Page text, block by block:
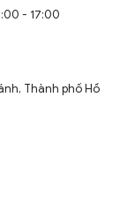
như điều khiển
Các cánh quạt
hoặc
- 17:00
Thành phố Hồ